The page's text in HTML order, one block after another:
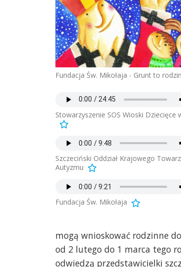
Fundacja Św. Mikołaja - Grunt to
Stowarzyszenie SOS Wioski Dziecięce
Szczeciński Oddział Krajowego
Autyzmu
Fundacja Św. Mikołaja
mogą wnioskować rodzinne
od 2 lutego do 1 marca tego
odwiedzą przedstawicielki